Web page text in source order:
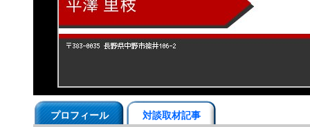
プロフィール 対談取材記事